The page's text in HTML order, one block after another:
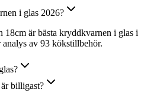
i glas 2026?
18cm är bästa kryddkvarnen i glas i
analys av 93 kökstillbehör.
billigast?